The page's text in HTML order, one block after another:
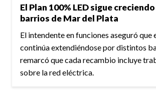
El Plan 100% LED sigue
barrios de Mar del Plata
El intendente en funciones aseguró que
continúa extendiéndose por distintos
remarcó que cada recambio incluye
sobre la red eléctrica.